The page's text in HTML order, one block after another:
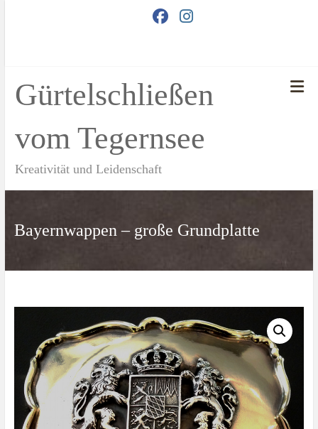
Gürtelschließen
vom Tegernsee
Kreativität und Leidenschaft
Bayernwappen – große Grundplatte